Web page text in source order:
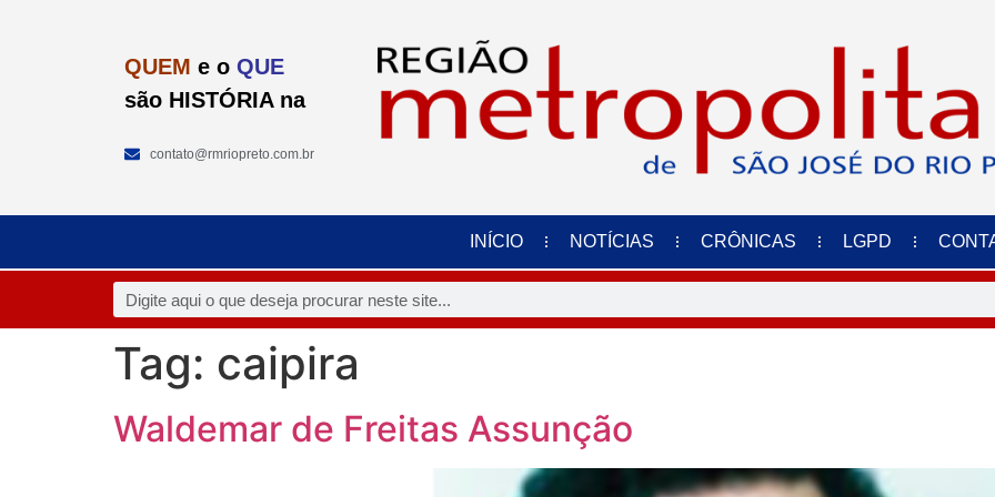
QUEM e o QUE
são HISTÓRIA na
contato@rmriopreto.com.br
INÍCIO NOTÍCIAS CRÔNICAS LGPD
Tag: caipira
Waldemar de Freitas Assunção